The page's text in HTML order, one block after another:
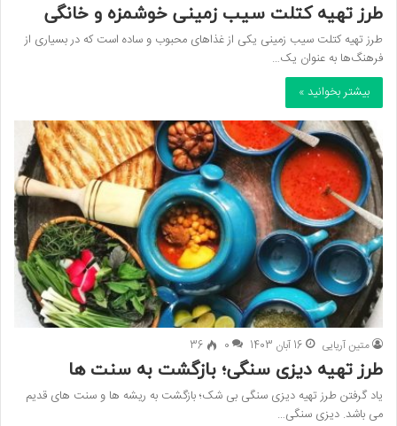
طرز تهیه کتلت سیب زمینی خوشمزه و خانگی
طرز تهیه کتلت سیب زمینی یکی از غذاهای محبوب و ساده است که در بسیاری از
فرهنگ‌ها به عنوان یک…
بیشتر بخوانید »
متین آریایی 16 آبان 1403 0
36
طرز تهیه دیزی سنگی؛ بازگشت به سنت ها
یاد گرفتن طرز تهیه دیزی سنگی بی شک؛ بازگشت به ریشه ها و سنت های قدیم
می باشد. دیزی سنگی…